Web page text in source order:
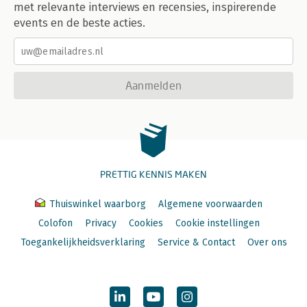
met relevante interviews en recensies, inspirerende
events en de beste acties.
Aanmelden
PRETTIG KENNIS MAKEN
Thuiswinkel waarborg
Algemene voorwaarden
Colofon
Privacy Cookies
Cookie instellingen
Toegankelijkheidsverklaring
Service & Contact Over ons